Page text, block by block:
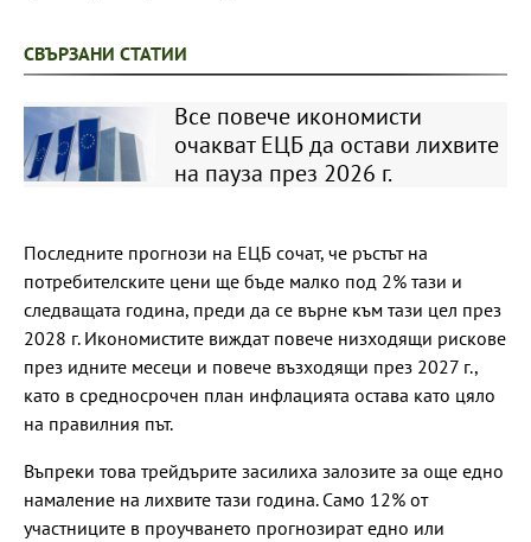
СВЪРЗАНИ СТАТИИ
Все повече икономисти
очакват ЕЦБ да остави лихвите
на пауза през 2026 г.
Последните прогнози на ЕЦБ сочат, че ръстът на
потребителските цени ще бъде малко под 2% тази и
следващата година, преди да се върне към тази цел през
2028 г. Икономистите виждат повече низходящи рискове
през идните месеци и повече възходящи през 2027 г.,
като в средносрочен план инфлацията остава като цяло
на правилния път.
Въпреки това трейдърите засилиха залозите за още едно
намаление на лихвите тази година. Само 12% от
участниците в проучването прогнозират едно или